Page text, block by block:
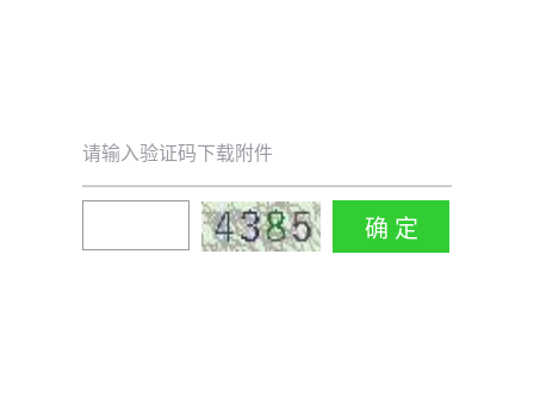
请输入验证码下载附件